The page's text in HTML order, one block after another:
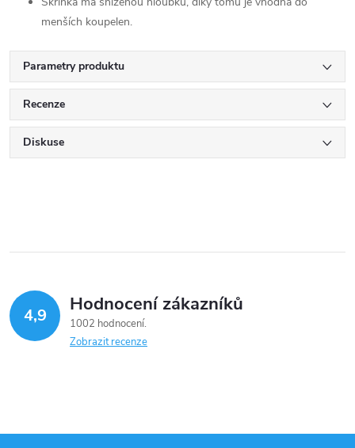
menších koupelen.
Parametry produktu
Recenze
Diskuse
4,9 Hodnocení zákazníků
1002 hodnocení
Zobrazit recenze